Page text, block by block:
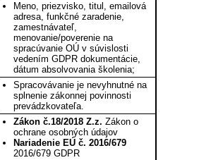
Meno, priezvisko, titul, emailová
adresa, funkčné zaradenie,
zamestnávateľ,
menovanie/poverenie na
spracúvanie OÚ v súvislosti
vedením GDPR dokumentácie,
dátum absolvovania školenia;
Spracovávanie je nevyhnutné na
splnenie zákonnej povinnosti
prevádzkovateľa.
Zákon č.18/2018 Z.z. Zákon o
ochrane osobných údajov
Nariadenie EÚ č. 2016/679
2016/679 GDPR